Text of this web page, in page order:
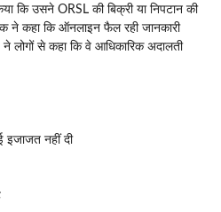
कि उसने ORSL की बिक्री या निपटान की
ने कहा कि ऑनलाइन फैल रही जानकारी
लोगों से कहा कि वे आधिकारिक अदालती
इजाजत नहीं दी